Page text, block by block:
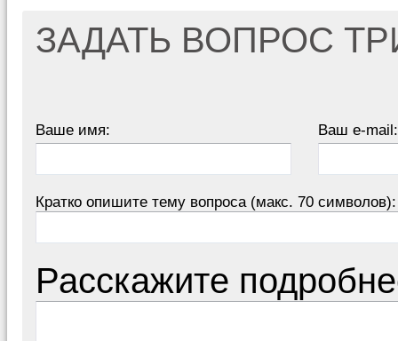
ЗАДАТЬ ВОПРОС
Ваше имя: Ваш e-mail:
Кратко опишите тему вопроса (макс. 70 символов):
Расскажите